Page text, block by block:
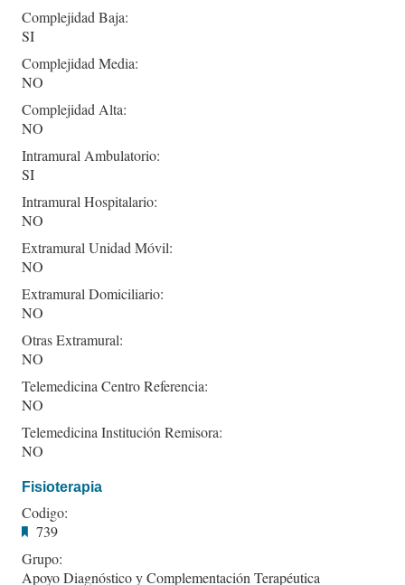
Complejidad Baja:
SI
Complejidad Media:
NO
Complejidad Alta:
NO
Intramural Ambulatorio:
SI
Intramural Hospitalario:
NO
Extramural Unidad Móvil:
NO
Extramural Domiciliario:
NO
Otras Extramural:
NO
Telemedicina Centro Referencia:
NO
Telemedicina Institución Remisora:
NO
Fisioterapia
Codigo:
739
Grupo:
Apoyo Diagnóstico y Complementación Terapéutica